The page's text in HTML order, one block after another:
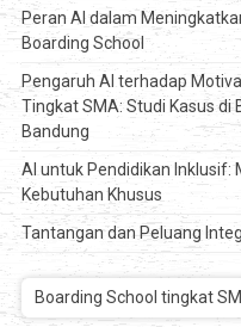
Peran AI dalam
Boarding School
Pengaruh AI terhadap
Tingkat SMA: Studi Kasus di
Bandung
AI untuk Pendidikan Inklusif:
Kebutuhan Khusus
Tantangan dan Peluang
Boarding School tingkat